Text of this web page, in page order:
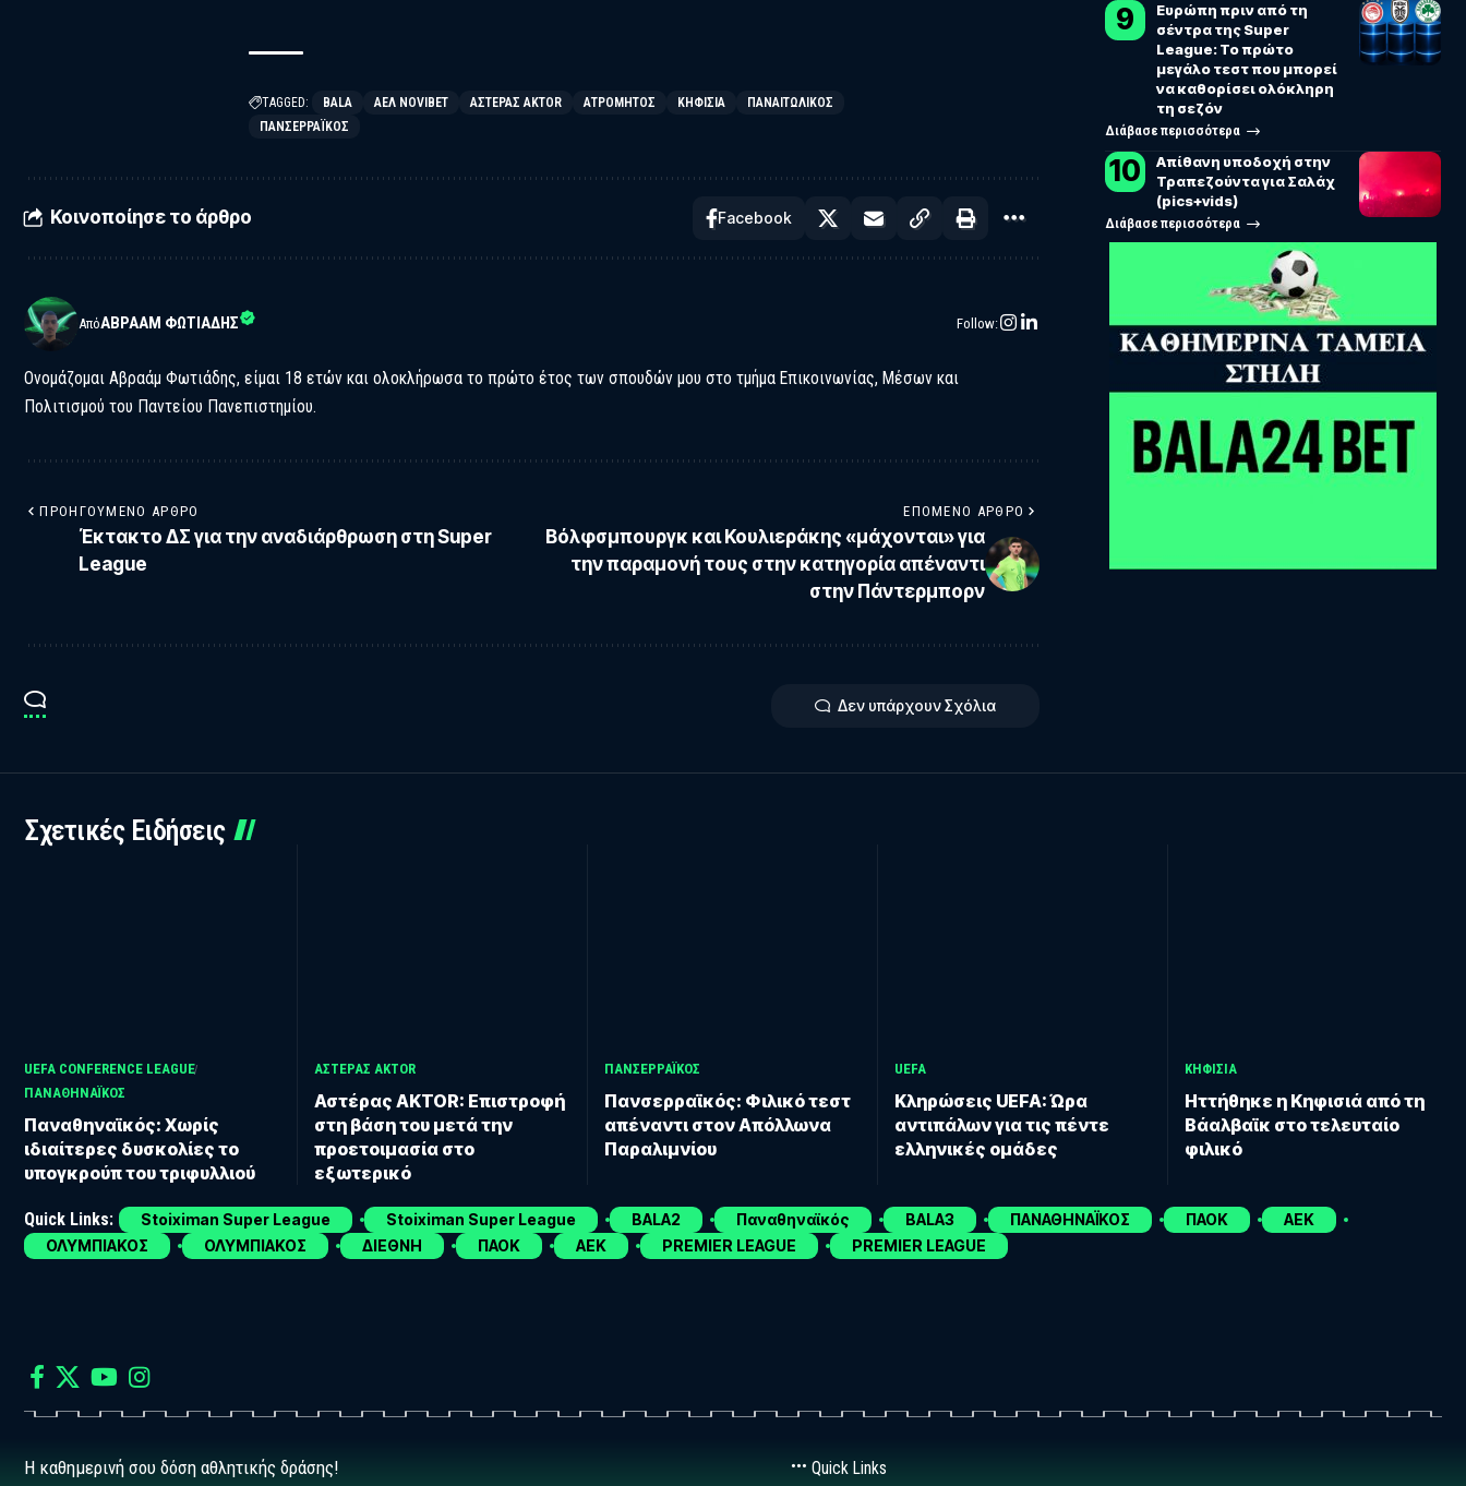
TAGGED: BALA ΑΕΛ NOVIBET ΑΣΤΕΡΑΣ AKTOR ΑΤΡΟΜΗΤΟΣ ΚΗΦΙΣΙΑ
ΠΑΝΑΙΤΩΛΙΚΟΣ
ΠΑΝΣΕΡΡΑΪΚΟΣ
Κοινοποίησε το άρθρο Facebook
ΑπόΑΒΡΑΆΜ ΦΩΤΙΆΔΗΣ Follow:
Ονομάζομαι Αβραάμ Φωτιάδης, είμαι 18 ετών και ολοκλήρωσα το πρώτο έτος των σπουδών μου στο τμήμα Επικοινωνίας, Μέσων και
Πολιτισμού του Παντείου Πανεπιστημίου.
ΠΡΟΗΓΟΎΜΕΝΟ ΆΡΘΡΟ
Έκτακτο ΔΣ για την αναδιάρθρωση στη Super
League
ΕΠΌΜΕΝΟ ΆΡΘΡΟ
Βόλφσμπουργκ και Κουλιεράκης «μάχονται» για
την παραμονή τους στην κατηγορία απέναντι
στην Πάντερμπορν
Δεν υπάρχουν Σχόλια
Ευρώπη πριν από τη
σέντρα της Super
League: Το πρώτο
μεγάλο τεστ που μπορεί
να καθορίσει ολόκληρη
τη σεζόν
Διάβασε περισσότερα
Απίθανη υποδοχή στην
Τραπεζούντα για Σαλάχ
(pics+vids)
Διάβασε περισσότερα
Σχετικές Ειδήσεις
UEFA CONFERENCE LEAGUE
ΠΑΝΑΘΗΝΑΪΚΟΣ
Παναθηναϊκός: Χωρίς
ιδιαίτερες δυσκολίες το
υπογκρούπ του τριφυλλιού
ΑΣΤΕΡΑΣ AKTOR
Αστέρας AKTOR: Επιστροφή
στη βάση του μετά την
προετοιμασία στο
εξωτερικό
ΠΑΝΣΕΡΡΑΪΚΟΣ
Πανσερραϊκός: Φιλικό τεστ
απέναντι στον Απόλλωνα
Παραλιμνίου
UEFA
Κληρώσεις UEFA: Ώρα
αντιπάλων για τις πέντε
ελληνικές ομάδες
ΚΗΦΙΣΙΑ
Ηττήθηκε η Κηφισιά από τη
Βάαλβαϊκ στο τελευταίο
φιλικό
Quick Links: Stoiximan Super League Stoiximan Super League BALA2 Παναθηναϊκός BALA3 ΠΑΝΑΘΗΝΑΪΚΟΣ ΠΑΟΚ
ΑΕΚ
ΟΛΥΜΠΙΑΚΟΣ
ΟΛΥΜΠΙΑΚΟΣ ΔΙΕΘΝΗ ΠΑΟΚ ΑΕΚ PREMIER LEAGUE PREMIER LEAGUE
Η καθημερινή σου δόση αθλητικής δράσης! Quick Links